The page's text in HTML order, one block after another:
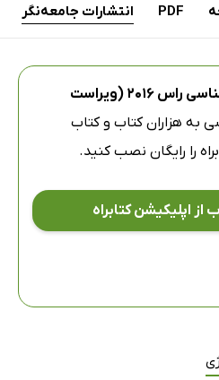
PDF انتشارات جامعه‌نگر
کتاب بافت شناسی راس 2016 (ویراست
به هزاران کتاب و کتاب
را رایگان نصب کنید.
از اپلیکیشن کتابراه